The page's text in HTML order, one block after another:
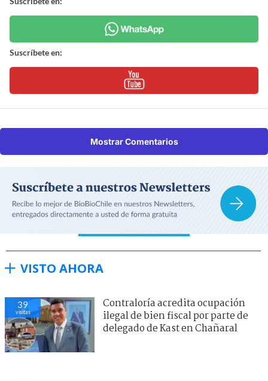
Suscríbete en:
Mostrar Comentarios
VISTO AHORA
39
visitas
Contraloría acredita ocupación
ilegal de bien fiscal por parte de
delegado de Kast en Chañaral